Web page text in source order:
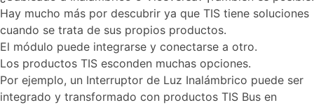
Hay mucho más por descubrir ya que TIS tiene soluciones
cuando se trata de sus propios productos.
El módulo puede integrarse y conectarse a otro.
Los productos TIS esconden muchas opciones.
Por ejemplo, un Interruptor de Luz Inalámbrico puede ser
integrado y transformado con productos TIS Bus en